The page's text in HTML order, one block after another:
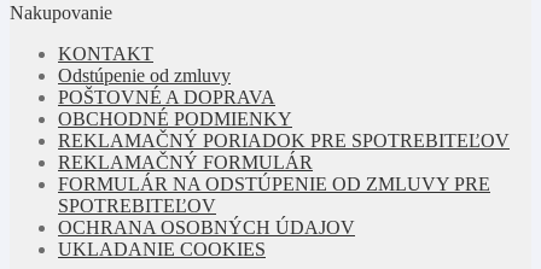
Nakupovanie
KONTAKT
Odstúpenie od zmluvy
POŠTOVNÉ A DOPRAVA
OBCHODNÉ PODMIENKY
REKLAMAČNÝ PORIADOK PRE SPOTREBITEĽOV
REKLAMAČNÝ FORMULÁR
FORMULÁR NA ODSTÚPENIE OD ZMLUVY PRE
SPOTREBITEĽOV
OCHRANA OSOBNÝCH ÚDAJOV
UKLADANIE COOKIES